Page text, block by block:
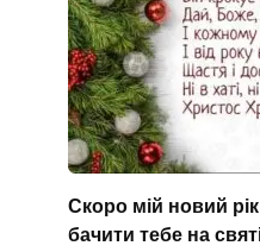
Скоро мій новий рік
бачити тебе на